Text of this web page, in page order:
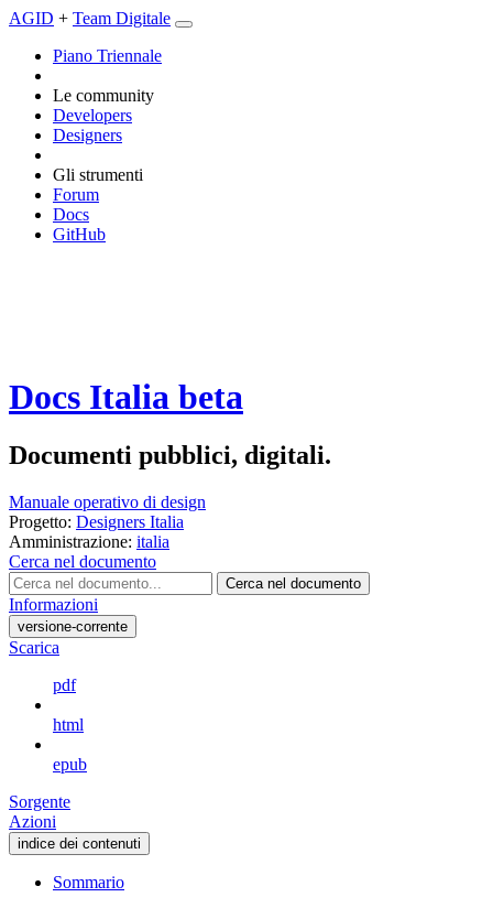
AGID + Team Digitale
Piano Triennale
Le community
Developers
Designers
Gli strumenti
Forum
Docs
GitHub
Docs Italia beta
Documenti pubblici, digitali.
Manuale operativo di design
Progetto: Designers Italia
Amministrazione: italia
Cerca nel documento
Cerca nel documento
Informazioni
versione-corrente
Scarica
pdf
html
epub
Sorgente
Azioni
indice dei contenuti
Sommario